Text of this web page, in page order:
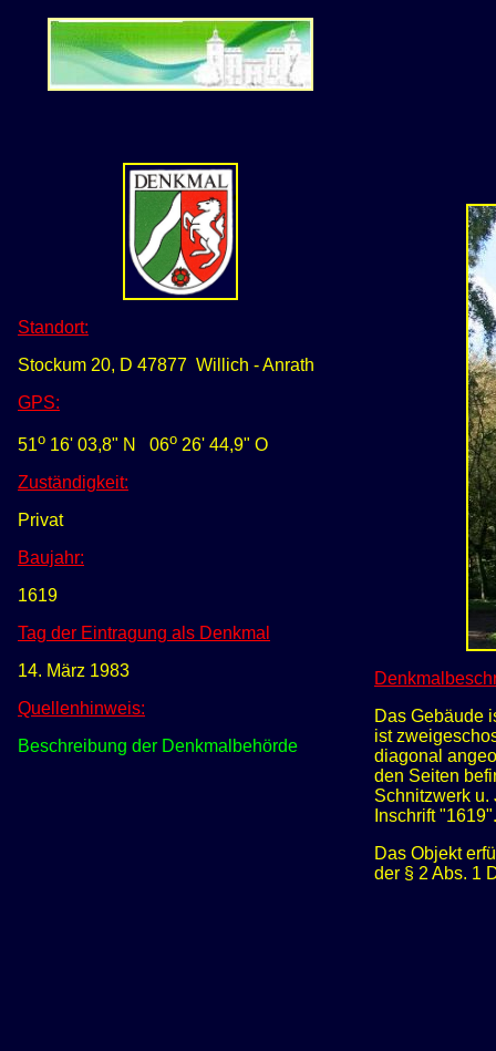
Standort:
Stockum 20, D 47877 Willich - Anrath
GPS:
51o 16' 03,8" N 06o 26' 44,9" O
Zuständigkeit:
Privat
Baujahr:
1619
Tag der Eintragung als Denkmal
14. März 1983
Quellenhinweis:
Beschreibung der Denkmalbehörde
Das Gebäude
ist
diagonal
den Seiten
Schnitzwerk u.
Inschrift "1619".
Das Objekt
der § 2 Abs. 1